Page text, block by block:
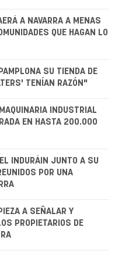
A NAVARRA A MENAS
QUE HAGAN LO
SU TIENDA DE
TENÍAN RAZÓN"
INDUSTRIAL
EN HASTA 200.000
INDURÁIN JUNTO A SU
POR UNA
A SEÑALAR Y
PROPIETARIOS DE